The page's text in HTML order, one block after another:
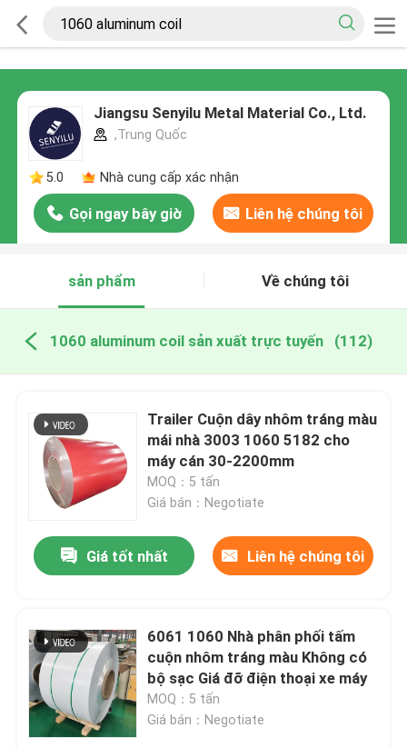
Jiangsu Senyilu Metal Material Co., Ltd.
,Trung Quốc
5.0 Nhà cung cấp xác nhận
Gọi ngay bây giờ Liên hệ chúng tôi
sản phẩm Về chúng tôi
1060 aluminum coil sản xuất trực tuyến (112)
Trailer Cuộn dây nhôm tráng màu
mái nhà 3003 1060 5182 cho
máy cán 30-2200mm
MOQ：5 tấn
Giá bán：Negotiate
Giá tốt nhất Liên hệ chúng tôi
6061 1060 Nhà phân phối tấm
cuộn nhôm tráng màu Không có
bộ sạc Giá đỡ điện thoại xe máy
MOQ：5 tấn
Giá bán：Negotiate